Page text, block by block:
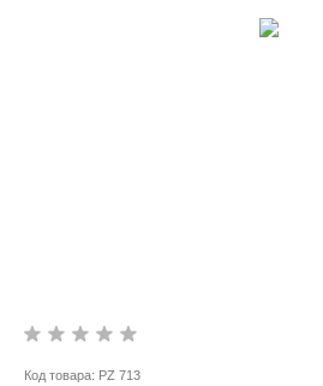
Код товара: PZ 713